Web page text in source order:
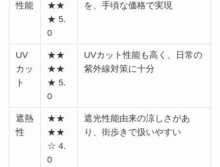
性能
★★
★ 5.
0
を、手頃な価格で実現
UV
カッ
ト
★★
★★
★ 5.
0
UVカット性能も高く、日常の
紫外線対策に十分
遮熱
性
★★
★★
☆ 4.
0
遮光性能由来の涼しさがあ
り、街歩きで扱いやすい